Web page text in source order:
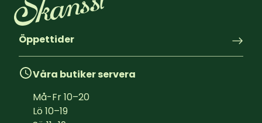
Öppettider
Våra butiker servera
Må-Fr10–20
Lö 10–19